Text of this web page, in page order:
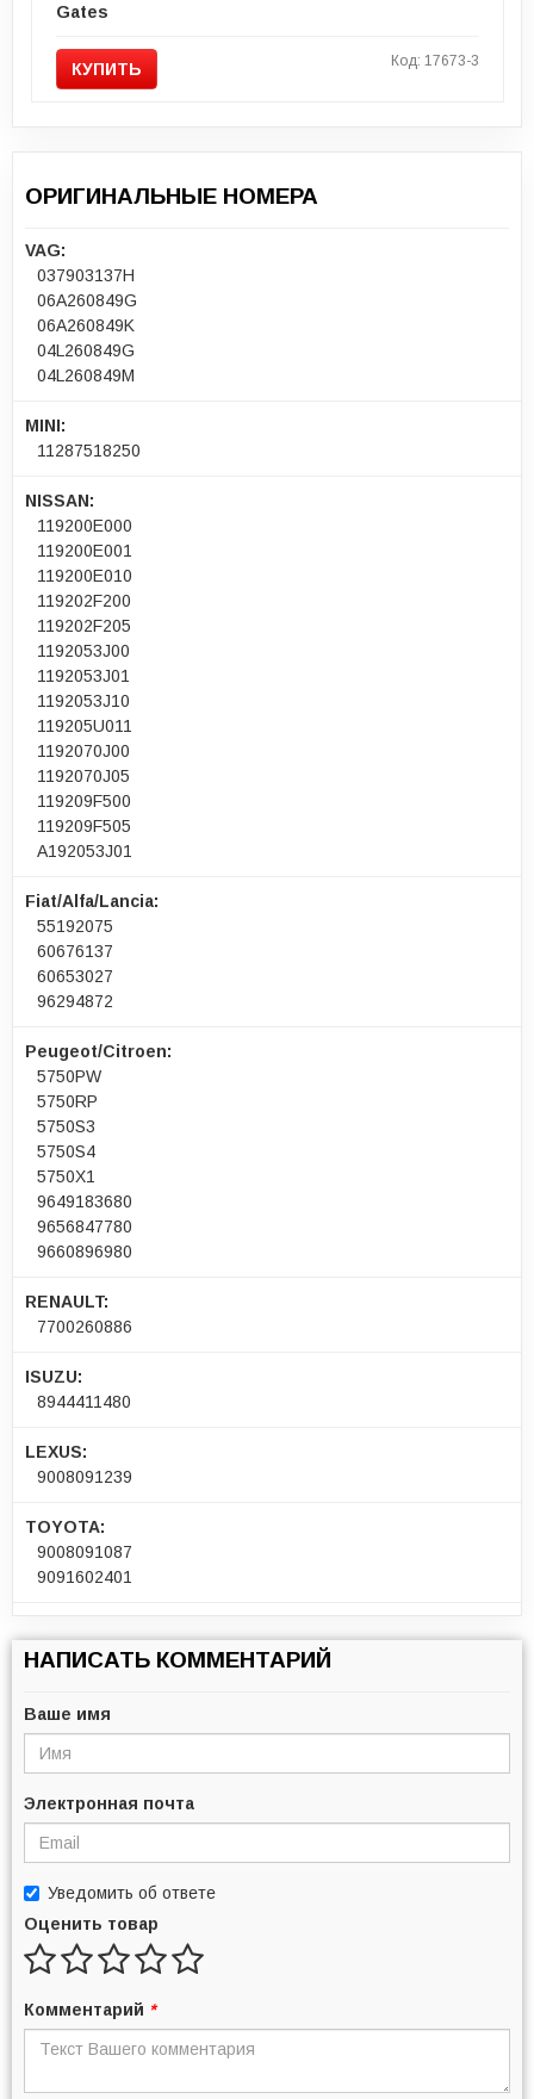
Gates
КУПИТЬ Код: 17673-3
ОРИГИНАЛЬНЫЕ НОМЕРА
VAG:
037903137H
06A260849G
06A260849K
04L260849G
04L260849M
MINI:
11287518250
NISSAN:
119200E000
119200E001
119200E010
119202F200
119202F205
1192053J00
1192053J01
1192053J10
119205U011
1192070J00
1192070J05
119209F500
119209F505
A192053J01
Fiat/Alfa/Lancia:
55192075
60676137
60653027
96294872
Peugeot/Citroen:
5750PW
5750RP
5750S3
5750S4
5750X1
9649183680
9656847780
9660896980
RENAULT:
7700260886
ISUZU:
8944411480
LEXUS:
9008091239
TOYOTA:
9008091087
9091602401
НАПИСАТЬ КОММЕНТАРИЙ
Ваше имя
Электронная почта
Уведомить об ответе
Оценить товар
Комментарий *